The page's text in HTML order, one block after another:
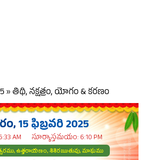
» తిథి, నక్షత్రం, యోగం & కరణం
15 ఫిబ్రవరి 2025
AM సూర్యాస్తమయం: 6:10 PM
ఉత్తరాయణం, శిశిరఋతువు, మాఘము